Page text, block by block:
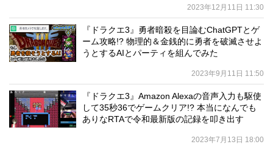
2023年12月11日 11:30
『ドラクエ3』勇者暗殺を目論むChatGPTとゲ
ーム攻略!? 物理的＆金銭的に勇者を破滅させよ
うとするAIとパーティを組んでみた
2023年9月11日 11:50
『ドラクエ3』Amazon Alexaの音声入力も駆使
して35秒36でゲームクリア!? 本当になんでも
ありなRTAで令和最新版の記録を叩き出す
2023年7月13日 18:00